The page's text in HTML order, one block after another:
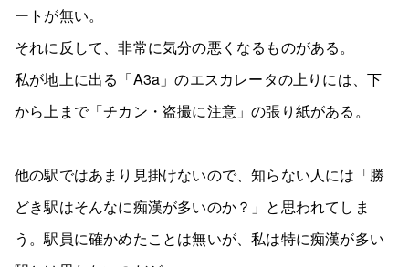
ートが無い。
それに反して、非常に気分の悪くなるものがある。
私が地上に出る「A3a」のエスカレータの上りには、下
から上まで「チカン・盗撮に注意」の張り紙がある。
他の駅ではあまり見掛けないので、知らない人には「勝
どき駅はそんなに痴漢が多いのか？」と思われてしま
う。駅員に確かめたことは無いが、私は特に痴漢が多い